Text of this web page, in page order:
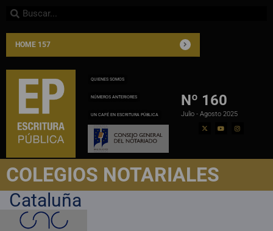
HOME 157
QUIENES SOMOS
NÚMEROS ANTERIORES
UN CAFÉ EN ESCRITURA PÚBLICA
Nº 160
Julio - Agosto 2025
COLEGIOS NOTARIALES
Cataluña